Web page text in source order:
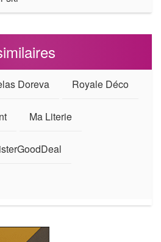
Doreva Royale Déco
Ma Literie